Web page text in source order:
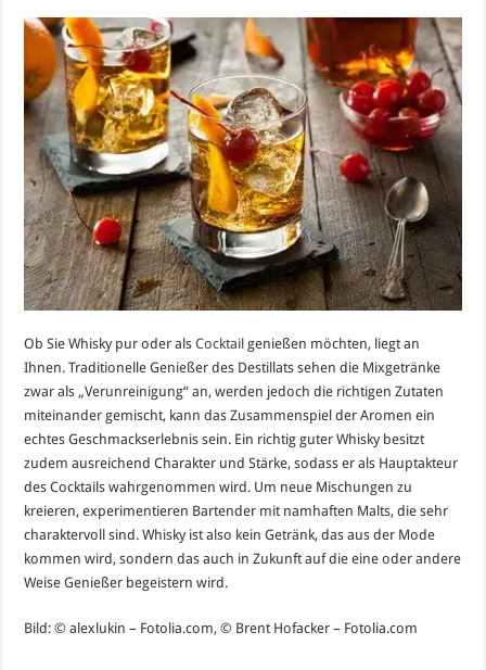
Ob Sie Whisky pur oder alsCocktail genießen möchten, liegt an
Ihnen. Traditionelle Genießer des Destillats sehen die Mixgetränke
zwar als „Verunreinigung“ an, werden jedoch die richtigen Zutaten
miteinander gemischt, kann das Zusammenspiel der Aromen ein
echtes Geschmackserlebnis sein. Ein richtig guter Whisky besitzt
zudem ausreichend Charakter und Stärke, sodass er als Hauptakteur
des Cocktails wahrgenommen wird. Um neue Mischungen zu
kreieren, experimentieren Bartender mit namhaften Malts, die sehr
charaktervoll sind. Whisky ist also kein Getränk, das aus der Mode
kommen wird, sondern das auch in Zukunft auf die eine oder andere
Weise Genießer begeistern wird.
Bild: © alexlukin – Fotolia.com, © Brent Hofacker – Fotolia.com